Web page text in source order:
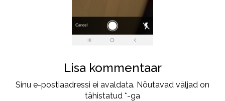
Lisa kommentaar
Sinu e-postiaadressi ei avaldata. Nõutavad väljad on
tähistatud *-ga